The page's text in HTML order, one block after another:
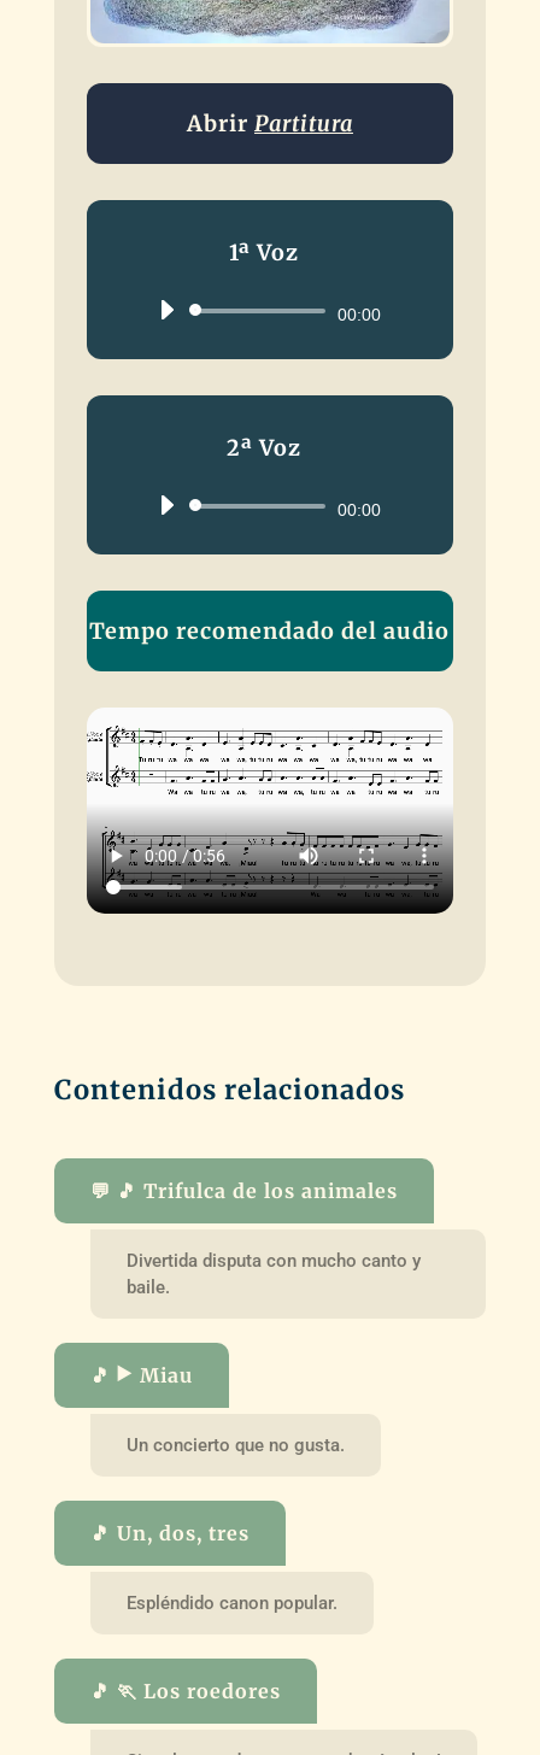
Abrir Partitura
1ª Voz
Reproductor00:00
2ª Voz
Reproductor00:00
Tempo recomendado del audio
Contenidos relacionados
💬 🎵 Trifulca de los animales
Divertida disputa con mucho canto y
baile.
🎵 ▶️ Miau
Un concierto que no gusta.
🎵 Un, dos, tres
Espléndido canon popular.
🎵 🏃 Los roedores